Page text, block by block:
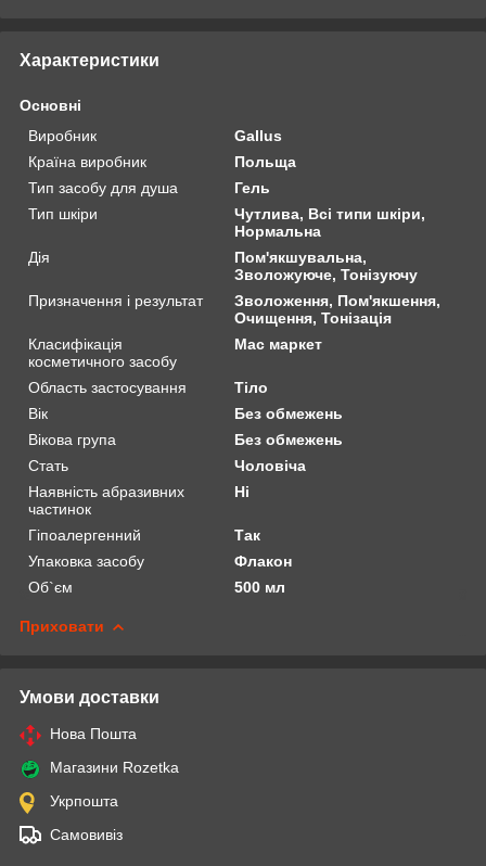
Характеристики
Основні
Виробник
Gallus
Країна виробник
Польща
Тип засобу для душа
Гель
Тип шкіри
Чутлива, Всі типи шкіри,
Нормальна
Дія
Пом'якшувальна,
Зволожуюче, Тонізуючу
Призначення і результат
Зволоження, Пом'якшення,
Очищення, Тонізація
Класифікація
косметичного засобу
Мас маркет
Область застосування
Тіло
Вік
Без обмежень
Вікова група
Без обмежень
Стать
Чоловіча
Наявність абразивних
частинок
Ні
Гіпоалергенний
Так
Упаковка засобу
Флакон
Об`єм
500 мл
Приховати
Умови доставки
Нова Пошта
Магазини Rozetka
Укрпошта
Самовивіз